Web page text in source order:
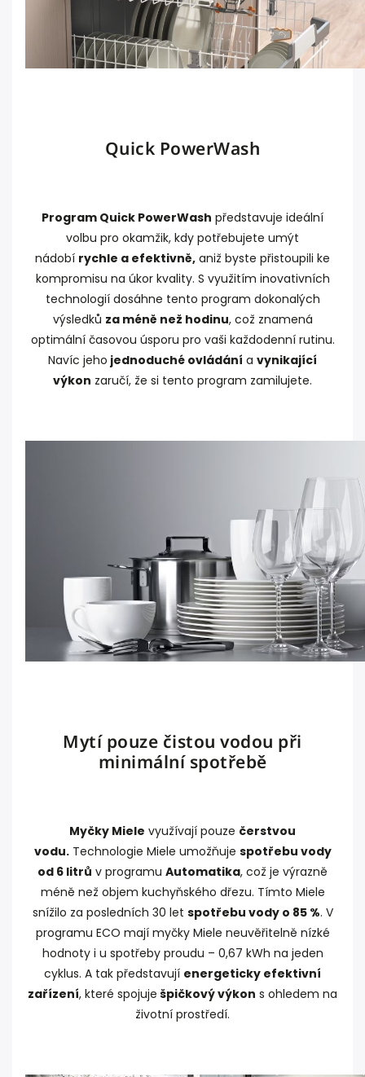
Quick PowerWash
Program Quick PowerWash představuje ideální
volbu pro okamžik, kdy potřebujete umýt
nádobí rychle a efektivně, aniž byste přistoupili ke
kompromisu na úkor kvality. S využitím inovativních
technologií dosáhne tento program dokonalých
výsledků za méně než hodinu, což znamená
optimální časovou úsporu pro vaši každodenní rutinu.
Navíc jeho jednoduché ovládání a vynikající
výkon zaručí, že si tento program zamilujete.
Mytí pouze čistou vodou při
minimální spotřebě
Myčky Miele využívají pouze čerstvou
vodu.Technologie Miele umožňuje spotřebu vody
od 6 litrů v programu Automatika, což je výrazně
méně než objem kuchyňského dřezu. Tímto Miele
snížilo za posledních 30 let spotřebu vody o 85 %. V
programu ECO mají myčky Miele neuvěřitelně nízké
hodnoty i u spotřeby proudu – 0,67 kWh na jeden
cyklus. A tak představují energeticky efektivní
zařízení, které spojuje špičkový výkon s ohledem na
životní prostředí.